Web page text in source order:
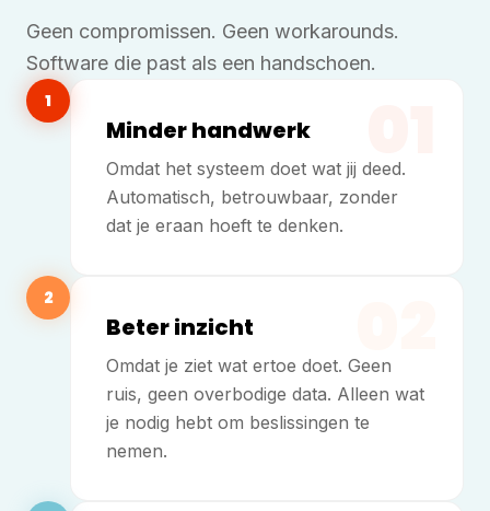
Geen compromissen. Geen workarounds.
Software die past als een handschoen.
1
Minder handwerk
Omdat het systeem doet wat jij deed.
Automatisch, betrouwbaar, zonder
dat je eraan hoeft te denken.
2
Beter inzicht
Omdat je ziet wat ertoe doet. Geen
ruis, geen overbodige data. Alleen wat
je nodig hebt om beslissingen te
nemen.